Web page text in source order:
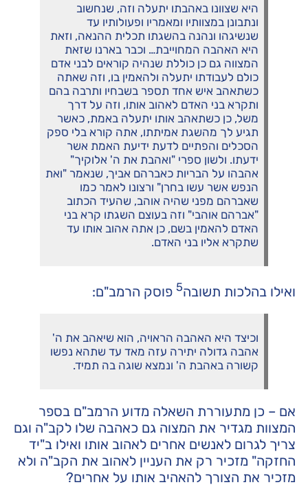
היא שצוונו באהבתו יתעלה וזה, שנחשוב
ונתבונן במצוותיו ומאמריו ופעולותיו עד
שנשיגהו ונהנה בהשגתו תכלית ההנאה, וזאת
היא האהבה המחוייבת… וכבר בארנו שזאת
המצווה גם כן כוללת שנהיה קוראים לבני אדם
כולם לעבודתו יתעלה ולהאמין בו, וזה שאתה
כשתאהב איש אחד תספר בשבחיו ותרבה בהם
ותקרא בני האדם לאהוב אותו, וזה על דרך
משל, כן כשתאהב אותו יתעלה באמת, כאשר
תגיע לך מהשגת אמיתתו, אתה קורא בלי ספק
הסכלים והפתיים לדעת ידיעת האמת אשר
ידעתו. ולשון ספרי "ואהבת את ה' אלוקיך"
אהבהו על הבריות כאברהם אביך, שנאמר "ואת
הנפש אשר עשו בחרן" ורצונו לאמר כמו
שאברהם מפני שהיה אוהב, שהעיד הכתוב
"אברהם אוהבי" וזה בעוצם השגתו קרא בני
האדם להאמין בשם, כן אתה אהוב אותו עד
שתקרא אליו בני האדם.
ואילו בהלכות תשובה5פוסק הרמב"ם:
וכיצד היא האהבה הראויה, הוא שיאהב את ה'
אהבה גדולה יתירה עזה מאד עד שתהא נפשו
קשורה באהבת ה' ונמצא שוגה בה תמיד.
אם – כן מתעוררת השאלה מדוע הרמב"ם בספר
המצוות מגדיר את המצוה גם כאהבה שלו לקב"ה וגם
צריך לגרום לאנשים אחרים לאהוב אותו ואילו ב"יד
החזקה" מזכיר רק את העניין לאהוב את הקב"ה ולא
מזכיר את הצורך להאהיב אותו על אחרים?